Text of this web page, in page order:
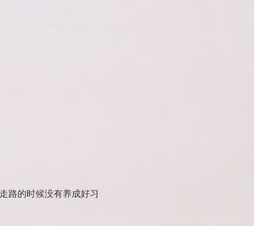
路的时候没有养成好习